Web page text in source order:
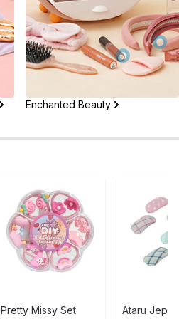
Enchanted Beauty
Pretty Missy Set
Ataru Jepit